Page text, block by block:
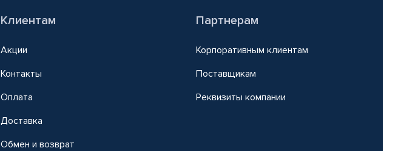
Клиентам
Акции
Контакты
Оплата
Доставка
Обмен и возврат
Партнерам
Корпоративным клиентам
Поставщикам
Реквизиты компании